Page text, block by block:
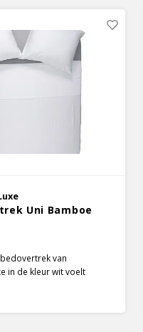
Uni Bamboe
van
in de kleur wit voelt
dekbedovertrek is
Bamboe Viscose met